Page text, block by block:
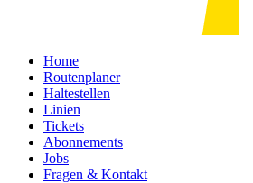
Home
Routenplaner
Haltestellen
Linien
Tickets
Abonnements
Jobs
Fragen & Kontakt